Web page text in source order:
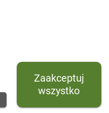
cookie oraz cookie HttpOnly.
do przeglądania witryny
jej podstawowych funkcji. Te
wymagane do prawidłowego
Zaakceptuj
wszystko

